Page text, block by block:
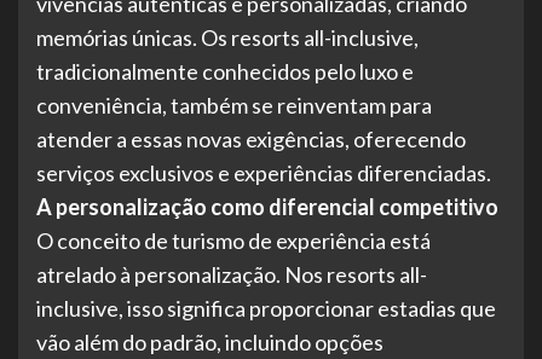
memórias únicas. Os resorts all-inclusive,
tradicionalmente conhecidos pelo luxo e
conveniência, também se reinventam para
atender a essas novas exigências, oferecendo
serviços exclusivos e experiências diferenciadas.
A personalização como diferencial competitivo
O conceito de turismo de experiência está
atrelado à personalização. Nos resorts all-
inclusive, isso significa proporcionar estadias que
vão além do padrão, incluindo opções